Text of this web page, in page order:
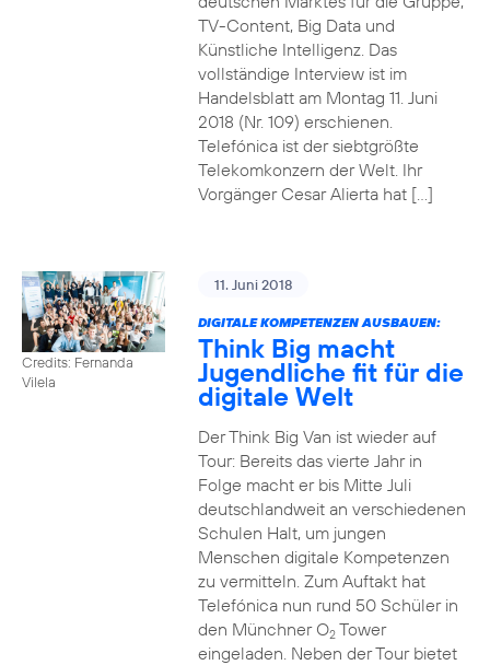
TV-Content, Big Data und
Künstliche Intelligenz. Das
vollständige Interview ist im
Handelsblatt am Montag 11. Juni
2018 (Nr. 109) erschienen.
Telefónica ist der siebtgrößte
Telekomkonzern der Welt. Ihr
Vorgänger Cesar Alierta hat […]
Credits: Fernanda
Vilela
11. Juni 2018
DIGITALE KOMPETENZEN AUSBAUEN:
Think Big macht
Jugendliche fit für die
digitale Welt
Der Think Big Van ist wieder auf
Tour: Bereits das vierte Jahr in
Folge macht er bis Mitte Juli
deutschlandweit an verschiedenen
Schulen Halt, um jungen
Menschen digitale Kompetenzen
zu vermitteln. Zum Auftakt hat
Telefónica nun rund 50 Schüler in
den Münchner O2Tower
eingeladen. Neben der Tour bietet